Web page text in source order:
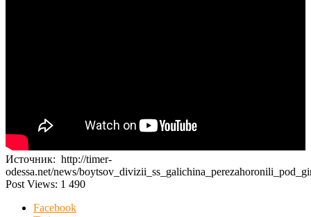
Источник: http://timer-
odessa.net/news/
Post Views: 1 490
Facebook